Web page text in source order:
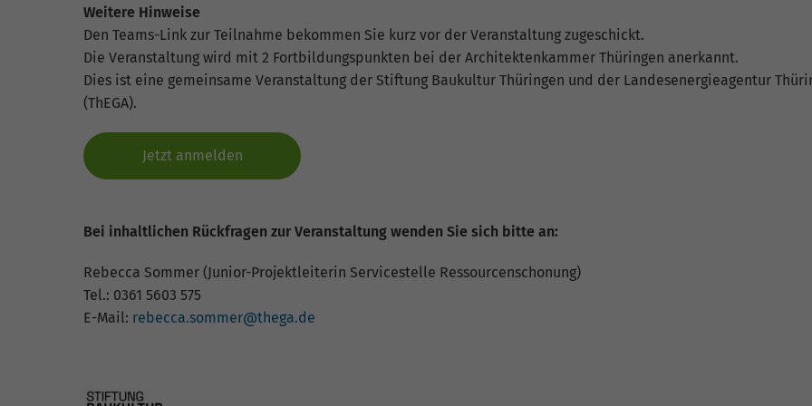
Weitere Hinweise
Den Teams-Link zur Teilnahme bekommen Sie kurz vor der Veranstaltung zugeschickt.
Die Veranstaltung wird mit 2 Fortbildungspunkten bei der Architektenkammer Thüringen anerkannt.
Dies ist eine gemeinsame Veranstaltung der Stiftung Baukultur Thüringen und der Landesenergieagentur
(ThEGA).
Jetzt anmelden
Bei inhaltlichen Rückfragen zur Veranstaltung wenden Sie sich bitte an:
Rebecca Sommer (Junior-Projektleiterin Servicestelle Ressourcenschonung)
Tel.: 0361 5603 575
E-Mail: rebecca.sommer@thega.de
generierte Nummer zu, um eindeutige Besucher zu
identifizieren.
Dieses Cookie wird von Google Analytics installiert.
darüber zu speichern, wie Besucher eine Website